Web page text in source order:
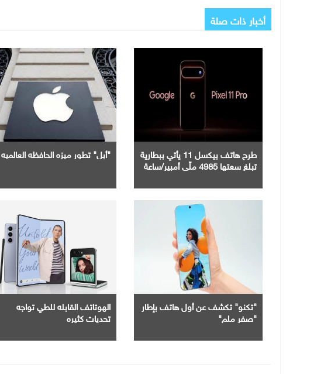
أخبار ذات صلة
طرح هاتف بيكسل 11 يأتي ببطارية
تبلغ سعتها 4985 ملّي أمبير/ساعة
"أبل" تطور ميزه الحافظه العالميه
"تكنو" تكشف عن أول هاتف بإطار
"صفر ملم"
الهوتاتف القابله للطي تواجه
تحديات كثيره